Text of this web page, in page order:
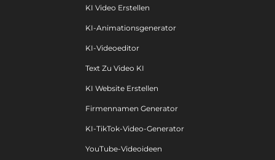
KI Video Erstellen
KI-Animationsgenerator
KI-Videoeditor
Text Zu Video KI
KI Website Erstellen
Firmennamen Generator
KI-TikTok-Video-Generator
YouTube-Videoideen